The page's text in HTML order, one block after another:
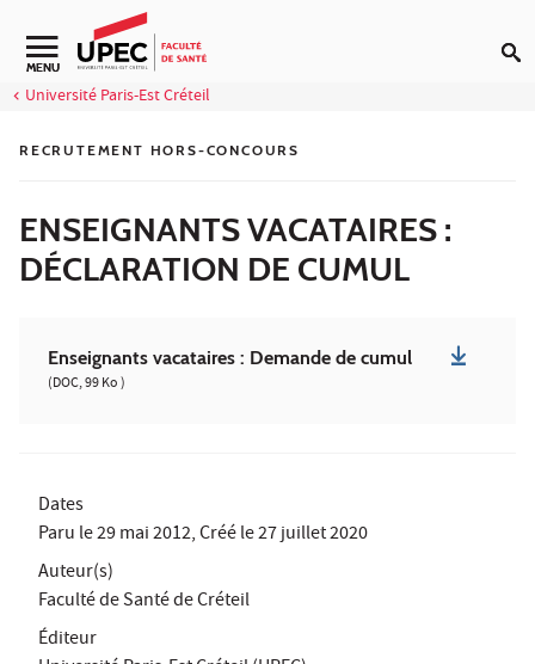
Aller au contenu
Navigation secondaire
MENU
Université Paris-Est Créteil
RECRUTEMENT HORS-CONCOURS
ENSEIGNANTS VACATAIRES :
DÉCLARATION DE CUMUL
Enseignants vacataires : Demande de cumul
(DOC, 99 Ko )
Dates
Paru le29 mai 2012, Créé le27 juillet 2020
Auteur(s)
Faculté de Santé de Créteil
Éditeur